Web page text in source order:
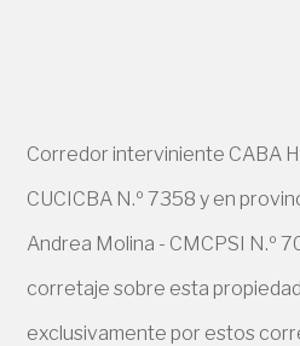
Corredor interviniente CABA
CUCICBA N.º 7358 y en
Andrea Molina - CMCPSI N.º
corretaje sobre esta
exclusivamente por estos